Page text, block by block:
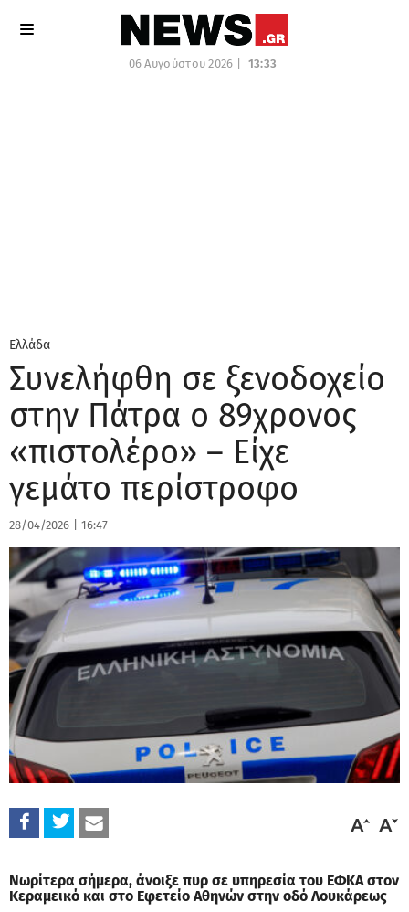
06 Αυγούστου 2026 | 13:33
Ελλάδα
Συνελήφθη σε ξενοδοχείο
στην Πάτρα ο 89χρονος
«πιστολέρο» – Είχε
γεμάτο περίστροφο
28/04/2026 16:47
Νωρίτερα σήμερα, άνοιξε πυρ σε υπηρεσία του ΕΦΚΑ στον
Κεραμεικό και στο Εφετείο Αθηνών στην οδό Λουκάρεως